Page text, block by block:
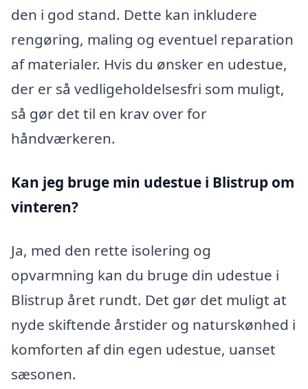
den i god stand. Dette kan inkludere
rengøring, maling og eventuel reparation
af materialer. Hvis du ønsker en udestue,
der er så vedligeholdelsesfri som muligt,
så gør det til en krav over for
håndværkeren.
Kan jeg bruge min udestue i Blistrup om
vinteren?
Ja, med den rette isolering og
opvarmning kan du bruge din udestue i
Blistrup året rundt. Det gør det muligt at
nyde skiftende årstider og naturskønhed i
komforten af din egen udestue, uanset
sæsonen.